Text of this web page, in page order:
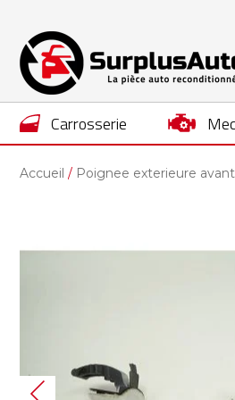
carrosserie
Accueil Poignee exterieure
to